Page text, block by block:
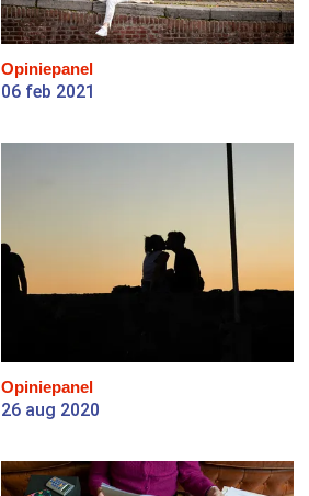
Opiniepanel
06 feb 2021
Opiniepanel
26 aug 2020